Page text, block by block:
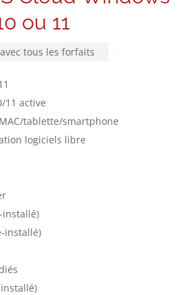
ou 11
tous les forfaits
11 active
tablette/smartphone
logiciels libre
installé)
installé)